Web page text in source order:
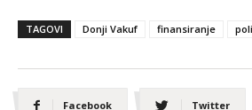
TAGOVI Donji Vakuf finansiranje
Facebook Twitter